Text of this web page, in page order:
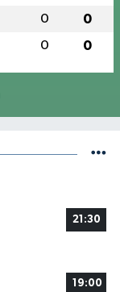
0 0
0 0
21:30
19:00